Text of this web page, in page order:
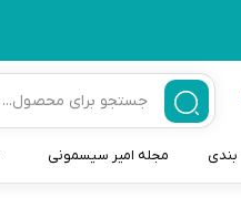
مجله امیر سیسمونی